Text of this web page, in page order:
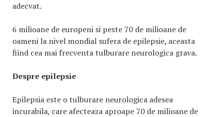
adecvat.
6 milioane de europeni si peste 70 de milioane de
oameni la nivel mondial sufera de epilepsie, aceasta
fiind cea mai frecventa tulburare neurologica grava.
Despre epilepsie
Epilepsia este o tulburare neurologica adesea
incurabila, care afecteaza aproape 70 de milioane de